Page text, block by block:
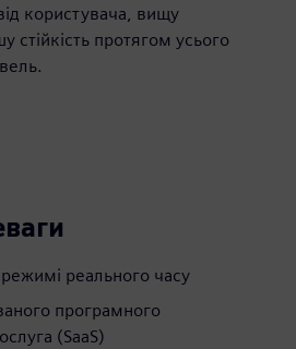
користувача, вищу
стійкість протягом усього
режимі реального часу
програмного
(SaaS)